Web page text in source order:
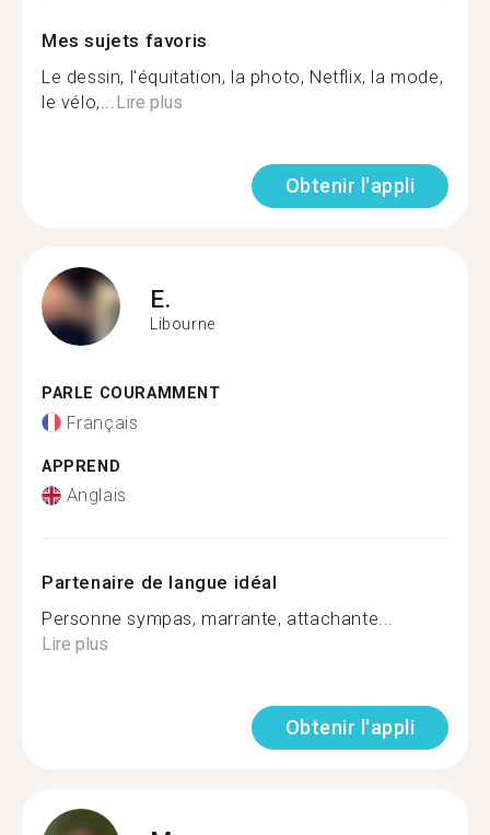
Mes sujets favoris
Le dessin, l'équitation, la photo, Netflix, la mode,
le vélo,...Lire plus
Obtenir l'appli
E.
Libourne
PARLE COURAMMENT
Français
APPREND
Anglais
Partenaire de langue idéal
Personne sympas, marrante, attachante...
Lire plus
Obtenir l'appli